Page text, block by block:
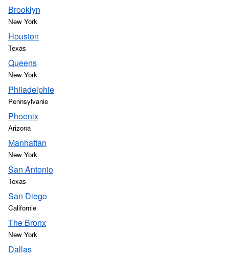
Brooklyn
New York
Houston
Texas
Queens
New York
Philadelphie
Pennsylvanie
Phoenix
Arizona
Manhattan
New York
San Antonio
Texas
San Diego
Californie
The Bronx
New York
Dallas